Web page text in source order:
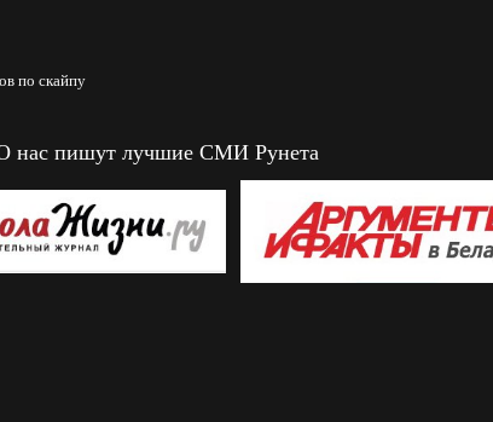
по скайпу
нас пишут лучшие СМИ Рунета